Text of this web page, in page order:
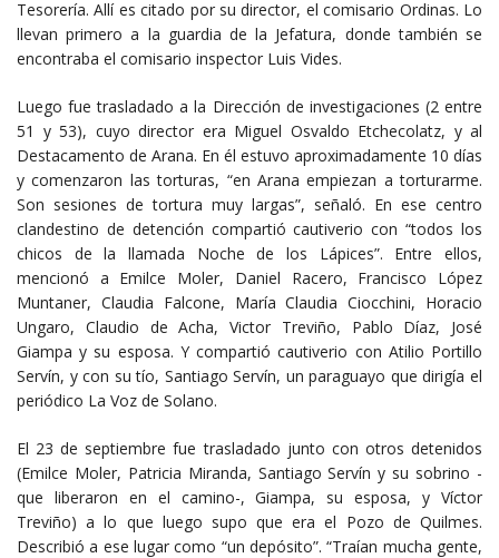
Tesorería. Allí es citado por su director, el comisario Ordinas. Lo
llevan primero a la guardia de la Jefatura, donde también se
encontraba el comisario inspector Luis Vides.
Luego fue trasladado a la Dirección de investigaciones (2 entre
51 y 53), cuyo director era Miguel Osvaldo Etchecolatz, y al
Destacamento de Arana. En él estuvo aproximadamente 10 días
y comenzaron las torturas, “en Arana empiezan a torturarme.
Son sesiones de tortura muy largas”, señaló. En ese centro
clandestino de detención compartió cautiverio con “todos los
chicos de la llamada Noche de los Lápices”. Entre ellos,
mencionó a Emilce Moler, Daniel Racero, Francisco López
Muntaner, Claudia Falcone, María Claudia Ciocchini, Horacio
Ungaro, Claudio de Acha, Victor Treviño, Pablo Díaz, José
Giampa y su esposa. Y compartió cautiverio con Atilio Portillo
Servín, y con su tío, Santiago Servín, un paraguayo que dirigía el
periódico La Voz de Solano.
El 23 de septiembre fue trasladado junto con otros detenidos
(Emilce Moler, Patricia Miranda, Santiago Servín y su sobrino -
que liberaron en el camino-, Giampa, su esposa, y Víctor
Treviño) a lo que luego supo que era el Pozo de Quilmes.
Describió a ese lugar como “un depósito”. “Traían mucha gente,